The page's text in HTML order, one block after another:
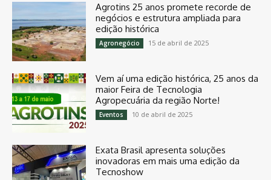
Agrotins 25 anos promete recorde de
negócios e estrutura ampliada para
edição histórica
Agronegócio 15 de abril de 2025
Vem aí uma edição histórica, 25 anos da
maior Feira de Tecnologia
Agropecuária da região Norte!
Eventos 10 de abril de 2025
Exata Brasil apresenta soluções
inovadoras em mais uma edição da
Tecnoshow